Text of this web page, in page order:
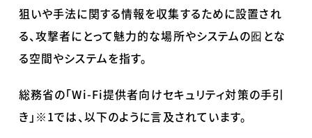
狙いや手法に関する情報を収集するために設置され
る、攻撃者にとって魅力的な場所やシステムの囮とな
る空間やシステムを指す。
総務省の「Wi-Fi提供者向けセキュリティ対策の手引
き」※1では、以下のように言及されています。